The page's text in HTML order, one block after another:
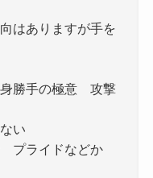
はありますが手を
身勝手の極意 攻撃
い
プライドなどか